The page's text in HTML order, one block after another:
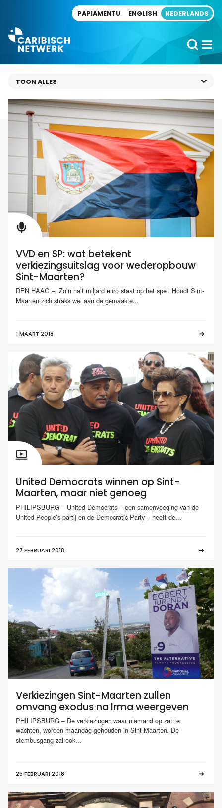
PAPIAMENTU ENGLISH NEDERLANDS
VVD en SP: wat betekent
verkiezingsuitslag voor wederopbouw
Sint-Maarten?
DEN HAAG – Zo’n half miljard euro staat op het spel. Houdt Sint-
Maarten zich straks wel aan de gemaakte...
1 MAART 2018
United Democrats winnen op Sint-
Maarten, maar niet genoeg
PHILIPSBURG – United Democrats – een samenvoeging van de
United People’s partij en de Democratic Party – heeft de...
27 FEBRUARI 2018
Verkiezingen Sint-Maarten zullen
omvang exodus na Irma weergeven
PHILIPSBURG – De verkiezingen waar niemand op zat te
wachten, worden maandag gehouden in Sint-Maarten. De
stembusgang zal ook...
25 FEBRUARI 2018